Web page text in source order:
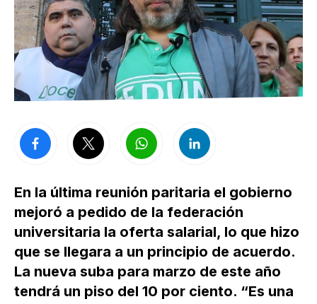
En la última reunión paritaria el gobierno
mejoró a pedido de la federación
universitaria la oferta salarial, lo que hizo
que se llegara a un principio de acuerdo.
La nueva suba para marzo de este año
tendrá un piso del 10 por ciento. “Es una